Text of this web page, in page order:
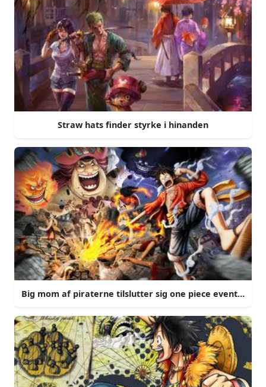
Straw hats finder styrke i hinanden
Big mom af piraterne tilslutter sig one piece eventyret